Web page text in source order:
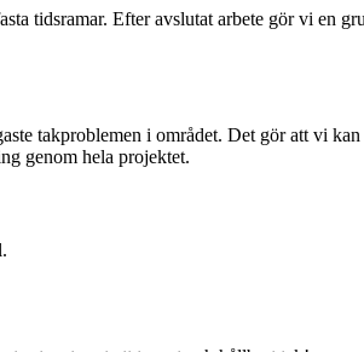
tidsramar. Efter avslutat arbete gör vi en
takproblemen i området. Det gör att vi kan
genom hela projektet.